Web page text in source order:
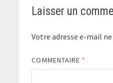
Laisser un
Votre adresse e-mail
COMMENTAIRE *